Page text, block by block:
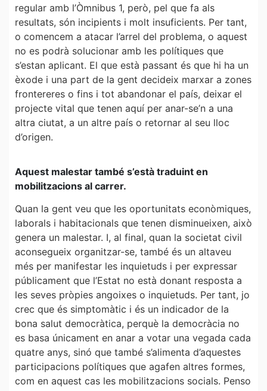
regular amb l’Òmnibus 1, però, pel que fa als
resultats, són incipients i molt insuficients. Per tant,
o comencem a atacar l’arrel del problema, o aquest
no es podrà solucionar amb les polítiques que
s’estan aplicant. El que està passant és que hi ha un
èxode i una part de la gent decideix marxar a zones
frontereres o fins i tot abandonar el país, deixar el
projecte vital que tenen aquí per anar-se’n a una
altra ciutat, a un altre país o retornar al seu lloc
d’origen.
Aquest malestar també s’està traduint en
mobilitzacions al carrer.
Quan la gent veu que les oportunitats econòmiques,
laborals i habitacionals que tenen disminueixen, això
genera un malestar. I, al final, quan la societat civil
aconsegueix organitzar-se, també és un altaveu
més per manifestar les inquietuds i per expressar
públicament que l’Estat no està donant resposta a
les seves pròpies angoixes o inquietuds. Per tant, jo
crec que és simptomàtic i és un indicador de la
bona salut democràtica, perquè la democràcia no
es basa únicament en anar a votar una vegada cada
quatre anys, sinó que també s’alimenta d’aquestes
participacions polítiques que agafen altres formes,
com en aquest cas les mobilitzacions socials. Penso